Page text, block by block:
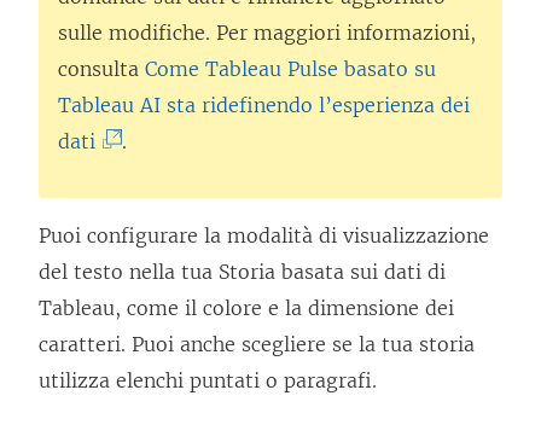
sulle modifiche. Per maggiori informazioni,
consulta Come Tableau Pulse basato su
Tableau AI sta ridefinendo l’esperienza dei
dati
c
o
l
l
e
.
Puoi configurare la modalità di visualizzazione
del testo nella tua Storia basata sui dati di
Tableau, come il colore e la dimensione dei
caratteri. Puoi anche scegliere se la tua storia
utilizza elenchi puntati o paragrafi.